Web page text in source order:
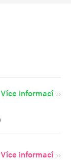
Více informací
Více informací